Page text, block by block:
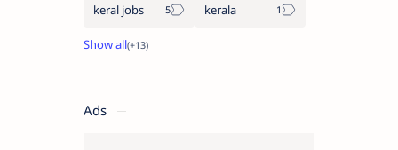
keral jobs kerala
Ads